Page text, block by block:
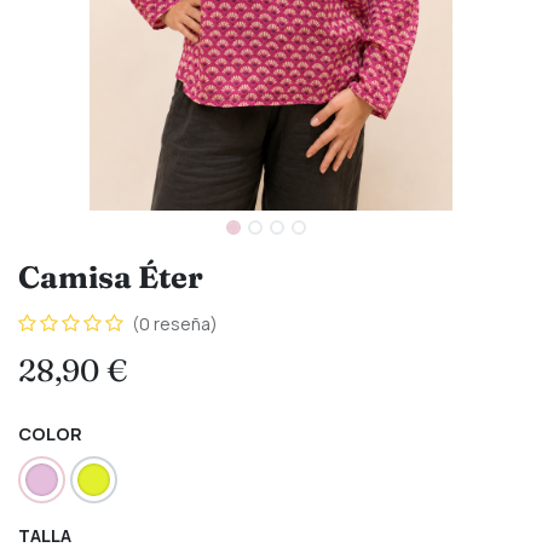
Camisa Éter
(0 reseña)
28,90€
COLOR
TALLA